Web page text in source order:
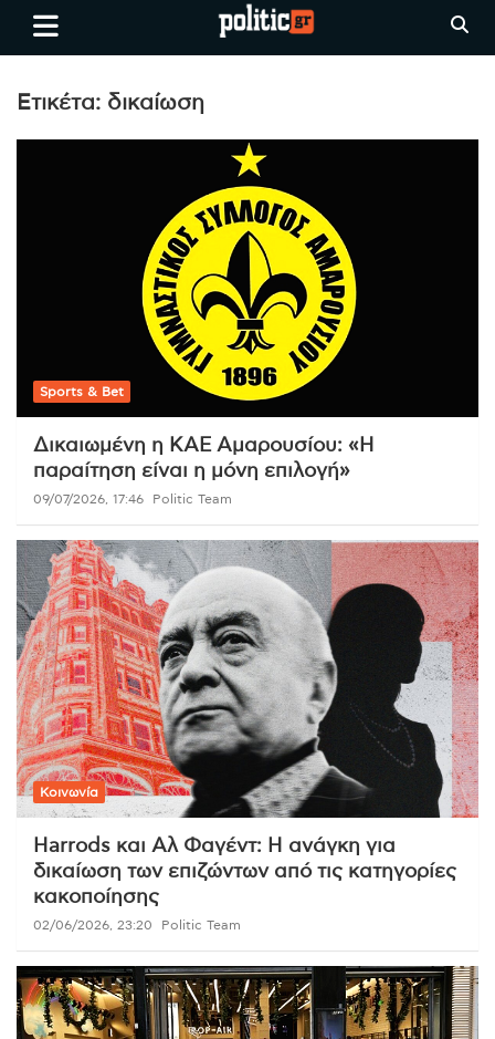
Skip
Ειδήσεις απο τη
Θεσσαλονίκη, την Ελλάδα και
όλο τον Κόσμο
politic.gr
Ετικέτα: δικαίωση
Sports & Bet
Δικαιωμένη η ΚΑΕ Αμαρουσίου: «Η
παραίτηση είναι η μόνη επιλογή»
09/07/2026, 17:46 Politic Team
Κοινωνία
Harrods και Αλ Φαγέντ: Η ανάγκη για
δικαίωση των επιζώντων από τις κατηγορίες
κακοποίησης
02/06/2026, 23:20 Politic Team